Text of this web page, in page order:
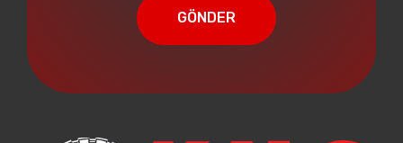
GÖNDER